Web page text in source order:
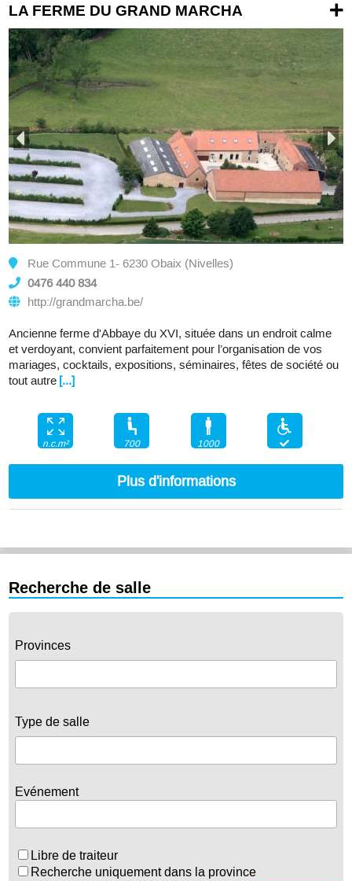
LA FERME DU GRAND MARCHA
Rue Commune 1- 6230 Obaix (Nivelles)
0476 440 834
http://grandmarcha.be/
Ancienne ferme d'Abbaye du XVI, située dans un endroit calme
et verdoyant, convient parfaitement pour l’organisation de vos
mariages, cocktails, expositions, séminaires, fêtes de société ou
tout autre [...]
n.c.m² 700 1000
Plus d'informations
Recherche de salle
Provinces
Type de salle
Evénement
Libre de traiteur
Recherche uniquement dans la province